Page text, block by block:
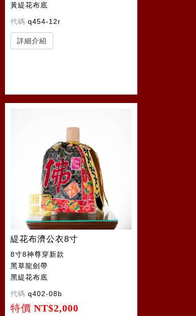
黃緹花布底
代碼 q454-12r
詳細介紹
緹花布濟公衣8寸
8寸8神尊穿新款
黑草龍劍帶
黑緹花布底
代碼 q402-08b
特價 NT$2,000